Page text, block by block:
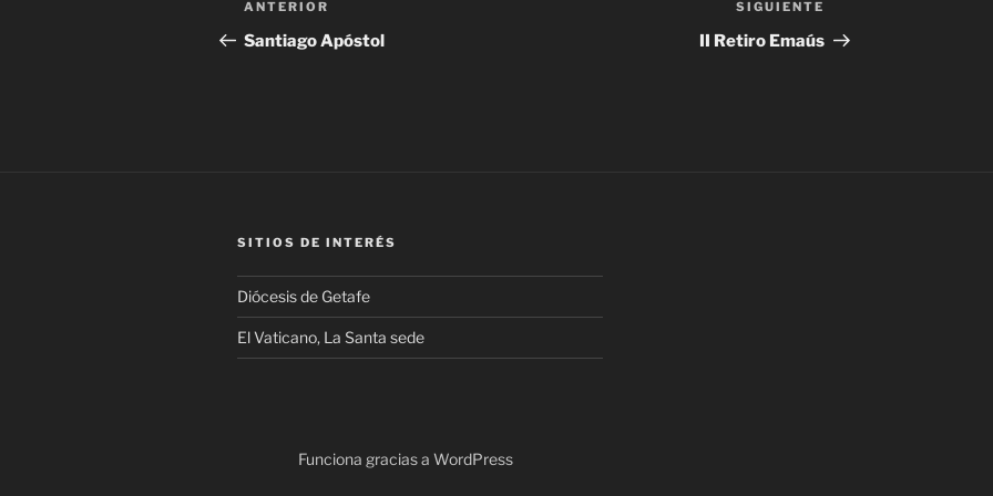
de
Entrada
anterior:
ANTERIOR
Santiago Apóstol
entrada
SIGUIENTE
II Retiro Emaús
SITIOS DE INTERÉS
Diócesis de Getafe
El Vaticano, La Santa sede
Funciona gracias a WordPress